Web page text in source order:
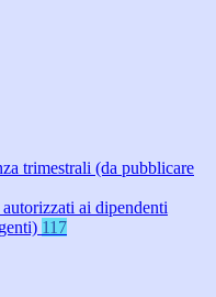
trimestrali (da pubblicare
ai dipendenti
117